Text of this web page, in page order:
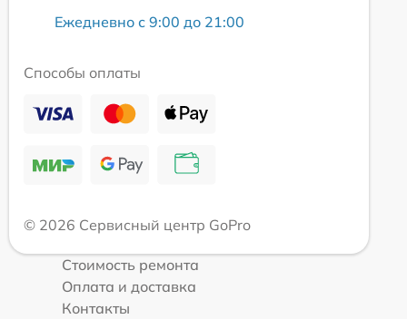
Ежедневно с 9:00 до 21:00
Способы оплаты
© 2026 Сервисный центр GoPro
Стоимость ремонта
Оплата и доставка
Контакты